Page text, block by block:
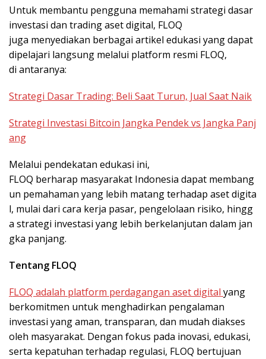
Untuk membantu pengguna memahami strategi dasar
investasi dan trading aset digital, FLOQ
juga menyediakan berbagai artikel edukasi yang dapat
dipelajari langsung melalui platform resmi FLOQ,
di antaranya:
Strategi Dasar Trading: Beli Saat Turun, Jual Saat Naik
Strategi Investasi Bitcoin Jangka Pendek vs Jangka Panj
ang
Melalui pendekatan edukasi ini,
FLOQ berharap masyarakat Indonesia dapat membang
un pemahaman yang lebih matang terhadap aset digita
l, mulai dari cara kerja pasar, pengelolaan risiko, hingg
a strategi investasi yang lebih berkelanjutan dalam jan
gka panjang.
Tentang FLOQ
FLOQ adalah platform perdagangan aset digital yang
berkomitmen untuk menghadirkan pengalaman
investasi yang aman, transparan, dan mudah diakses
oleh masyarakat. Dengan fokus pada inovasi, edukasi,
serta kepatuhan terhadap regulasi, FLOQ bertujuan